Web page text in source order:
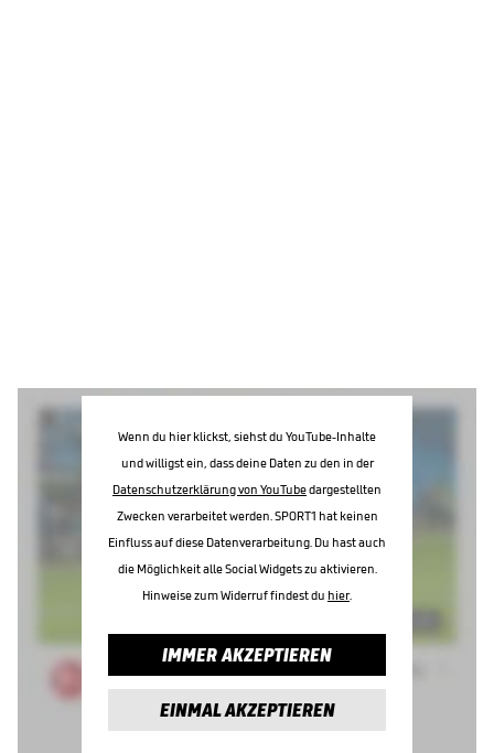
Wenn du hier klickst, siehst du YouTube-Inhalte
und willigst ein, dass deine Daten zu den in der
Datenschutzerklärung von YouTubedargestellten
Zwecken verarbeitet werden. SPORT1 hat keinen
Einfluss auf diese Datenverarbeitung. Du hast auch
die Möglichkeit alle Social Widgets zu aktivieren.
Hinweise zum Widerruf findest du hier.
IMMER AKZEPTIEREN
EINMAL AKZEPTIEREN